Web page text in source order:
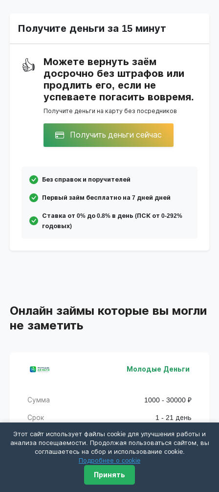
Получите деньги за 15 минут
👍
Можете вернуть заём
досрочно без штрафов или
продлить его, если не
успеваете погасить вовремя.
Получите деньги на карту без посредников
Получить деньги сейчас
Без справок и поручителей
Первый займ бесплатно на 7 дней дней
Ставка от 0% до 0.8% в день (ПСК от 0-292%
годовых)
Онлайн займы которые вы могли
не заметить
Молодые Деньги
Сумма 1000 - 30000 ₽
Срок 1 - 21 день
Срок без % 21 день
Одобрение Низкое
Получить деньги
Этот сайт использует файлы cookie для улучшения работы и
анализа посещаемости. Продолжая пользоваться сайтом, вы
соглашаетесь на сбор и использование cookie.
Подробнее о cookie
Принять